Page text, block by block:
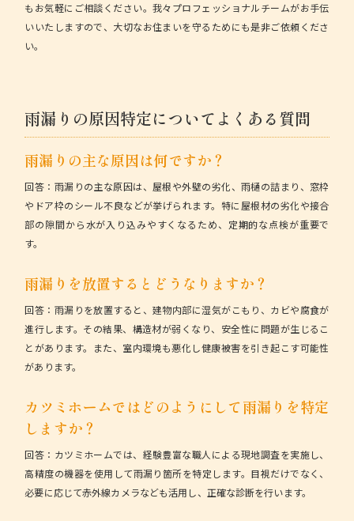
もお気軽にご相談ください。我々プロフェッショナルチームがお手伝
いいたしますので、大切なお住まいを守るためにも是非ご依頼くださ
い。
雨漏りの原因特定についてよくある質問
雨漏りの主な原因は何ですか？
回答： 雨漏りの主な原因は、屋根や外壁の劣化、雨樋の詰まり、窓枠
やドア枠のシール不良などが挙げられます。特に屋根材の劣化や接合
部の隙間から水が入り込みやすくなるため、定期的な点検が重要で
す。
雨漏りを放置するとどうなりますか？
回答： 雨漏りを放置すると、建物内部に湿気がこもり、カビや腐食が
進行します。その結果、構造材が弱くなり、安全性に問題が生じるこ
とがあります。また、室内環境も悪化し健康被害を引き起こす可能性
があります。
カツミホームではどのようにして雨漏りを特定
しますか？
回答： カツミホームでは、経験豊富な職人による現地調査を実施し、
高精度の機器を使用して雨漏り箇所を特定します。目視だけでなく、
必要に応じて赤外線カメラなども活用し、正確な診断を行います。